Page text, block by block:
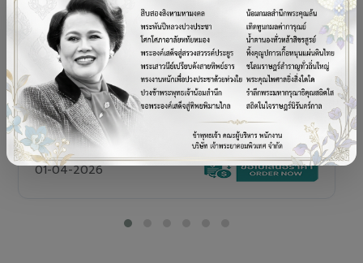
POS TERMINAL
SENOR V+5s
เครื่อง POS All-in-One Touch Screen ดีไซน์พรีเมียม
01-04-2026